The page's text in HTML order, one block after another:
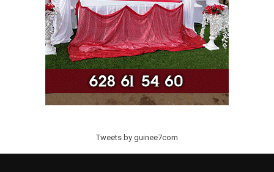
Tweets by guinee7com